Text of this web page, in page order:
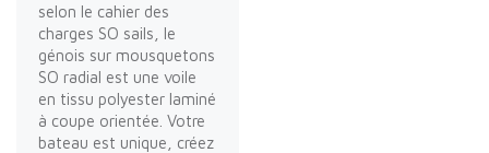
selon le cahier des
charges SO sails, le
génois sur mousquetons
SO radial est une voile
en tissu polyester laminé
à coupe orientée. Votre
bateau est unique, créez